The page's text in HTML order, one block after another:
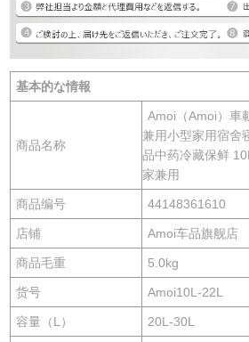
基本的な情報
商品名称
Amoi（Amoi）車
兼用小型家用宿舍
品中药冷藏保鲜
家兼用
商品编号 44148361610
店铺 Amoi车品旗舰店
商品毛重 5.0kg
货号 Amoi10L-22L
容量（L） 20L-30L